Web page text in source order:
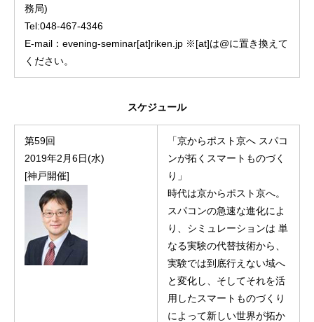
務局)
Tel:048-467-4346
E-mail：evening-seminar[at]riken.jp ※[at]は@に置き換えて
ください。
スケジュール
第59回
2019年2月6日(水)
[神戸開催]
「京からポスト京へ スパコ
ンが拓くスマートものづく
り」
時代は京からポスト京へ。
スパコンの急速な進化によ
り、シミュレーションは 単
なる実験の代替技術から、
実験では到底行えない域へ
と変化し、そしてそれを活
用したスマートものづくり
によって新しい世界が拓か